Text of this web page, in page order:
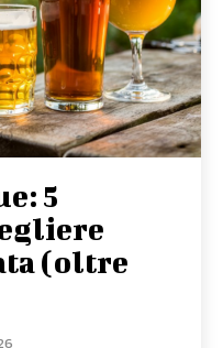
5
(oltre